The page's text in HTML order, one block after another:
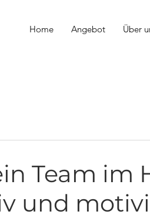
Home Angebot Über
Team im
und